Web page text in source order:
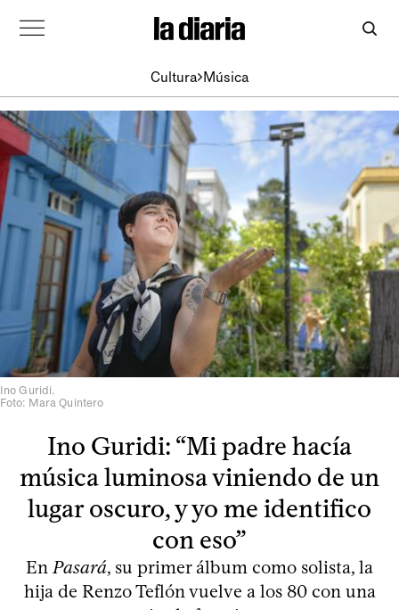
Cultura Música
Ino Guridi.
Foto: Mara Quintero
Ino Guridi: “Mi padre hacía
música luminosa viniendo de un
lugar oscuro, y yo me identifico
con eso”
En Pasará, su primer álbum como solista, la
hija de Renzo Teflón vuelve a los 80 con una